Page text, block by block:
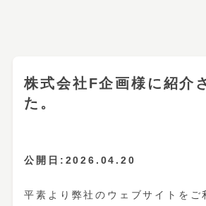
株式会社F企画様に紹介
た。
公開日:2026.04.20
平素より弊社のウェブサイトをご